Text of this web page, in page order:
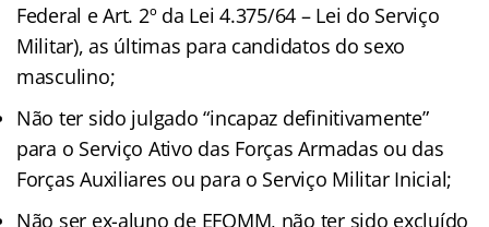
Federal e Art. 2º da Lei 4.375/64 – Lei do Serviço
Militar), as últimas para candidatos do sexo
masculino;
Não ter sido julgado “incapaz definitivamente”
para o Serviço Ativo das Forças Armadas ou das
Forças Auxiliares ou para o Serviço Militar Inicial;
Não ser ex-aluno de EFOMM, não ter sido excluído